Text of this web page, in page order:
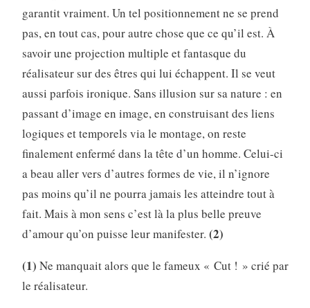
garantit vraiment. Un tel positionnement ne se prend
pas, en tout cas, pour autre chose que ce qu’il est. À
savoir une projection multiple et fantasque du
réalisateur sur des êtres qui lui échappent. Il se veut
aussi parfois ironique. Sans illusion sur sa nature : en
passant d’image en image, en construisant des liens
logiques et temporels via le montage, on reste
finalement enfermé dans la tête d’un homme. Celui-ci
a beau aller vers d’autres formes de vie, il n’ignore
pas moins qu’il ne pourra jamais les atteindre tout à
fait. Mais à mon sens c’est là la plus belle preuve
d’amour qu’on puisse leur manifester. (2)
(1) Ne manquait alors que le fameux « Cut ! » crié par
le réalisateur.